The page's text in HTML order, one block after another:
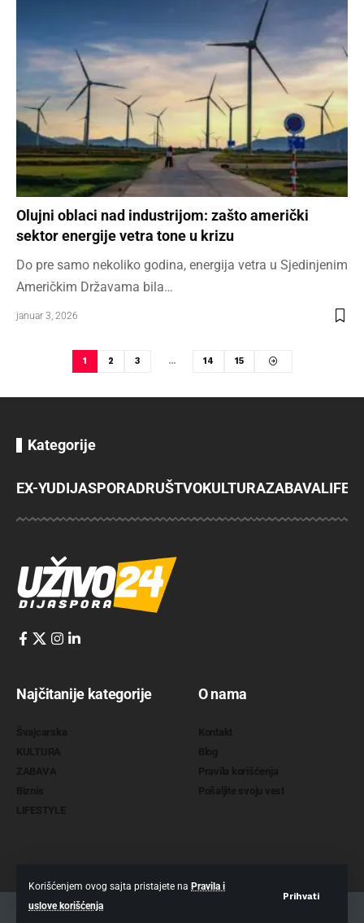
Korišćenjem ovog sajta pristajete na Pravila i
uslove korišćenja
Prihvati
Olujni oblaci nad industrijom: zašto američki
sektor energije vetra tone u krizu
Do pre samo nekoliko godina, energija vetra u Sjedinjenim
Američkim Državama bila…
januar 3, 2026
1 2 3 … 14 15
Kategorije
EX-YUDIJASPORADRUŠTVOKULTURAZABAVA
Najčitanije kategorije O nama